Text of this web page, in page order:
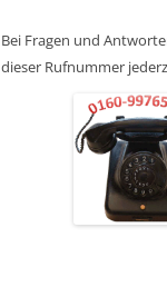
Bei Fragen und
dieser Rufnummer